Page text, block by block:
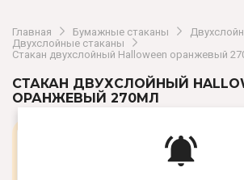
Главная Бумажные стаканы
Двухслойные стаканы
Стакан двухслойный Halloween оранжевый
СТАКАН ДВУХСЛОЙНЫЙ
ОРАНЖЕВЫЙ 270МЛ